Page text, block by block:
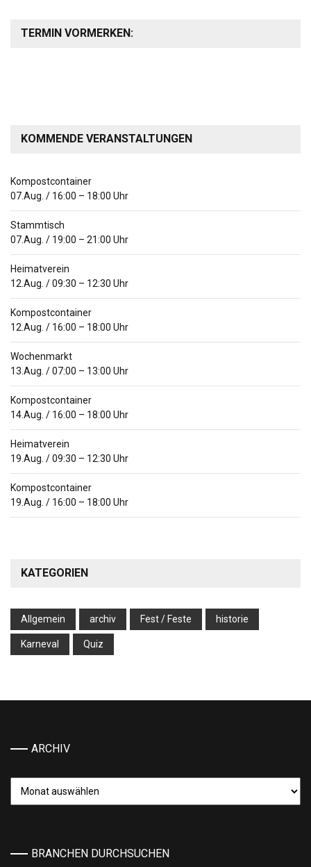
TERMIN VORMERKEN:
KOMMENDE VERANSTALTUNGEN
Kompostcontainer
07.Aug. / 16:00 – 18:00 Uhr
Stammtisch
07.Aug. / 19:00 – 21:00 Uhr
Heimatverein
12.Aug. /09:30 – 12:30 Uhr
Kompostcontainer
12.Aug. / 16:00 – 18:00 Uhr
Wochenmarkt
13.Aug. /07:00 – 13:00 Uhr
Kompostcontainer
14.Aug. / 16:00 – 18:00 Uhr
Heimatverein
19.Aug. /09:30 – 12:30 Uhr
Kompostcontainer
19.Aug. / 16:00 – 18:00 Uhr
KATEGORIEN
Allgemein archiv Fest / Feste historie
Karneval Quiz
ARCHIV
BRANCHEN DURCHSUCHEN